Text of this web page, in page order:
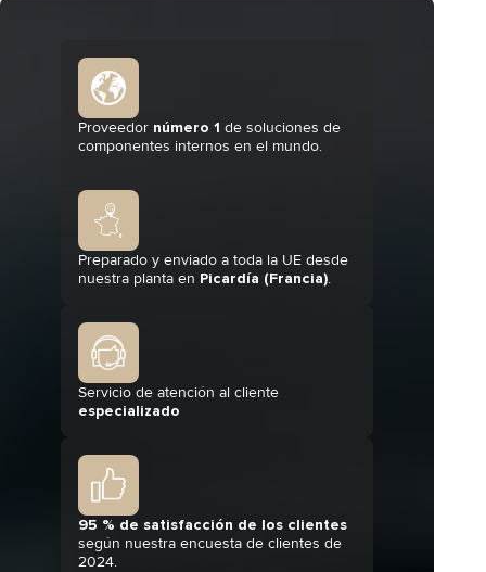
Proveedor número 1 de soluciones de
componentes internos en el mundo.
Preparado y enviado a toda la UE desde
nuestra planta en Picardía (Francia).
Servicio de atención al cliente
especializado
95 % de satisfacción de los clientes
según nuestra encuesta de clientes de
2024.